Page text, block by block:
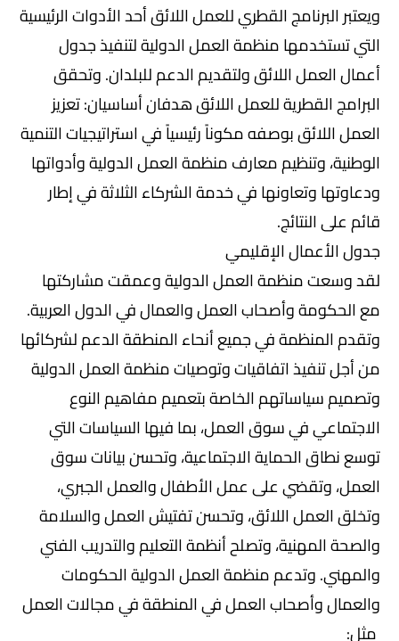
ويعتبر البرنامج القطري للعمل اللائق أحد الأدوات الرئيسية
التي تستخدمها منظمة العمل الدولية لتنفيذ جدول
أعمال العمل اللائق ولتقديم الدعم للبلدان. وتحقق
البرامج القطرية للعمل اللائق هدفان أساسيان: تعزيز
العمل اللائق بوصفه مكوناً رئيسياً في استراتيجيات التنمية
الوطنية، وتنظيم معارف منظمة العمل الدولية وأدواتها
ودعاوتها وتعاونها في خدمة الشركاء الثلاثة في إطار
قائم على النتائج.
جدول الأعمال الإقليمي
لقد وسعت منظمة العمل الدولية وعمقت مشاركتها
مع الحكومة وأصحاب العمل والعمال في الدول العربية.
وتقدم المنظمة في جميع أنحاء المنطقة الدعم لشركائها
من أجل تنفيذ اتفاقيات وتوصيات منظمة العمل الدولية
وتصميم سياساتهم الخاصة بتعميم مفاهيم النوع
الاجتماعي في سوق العمل، بما فيها السياسات التي
توسع نطاق الحماية الاجتماعية، وتحسن بيانات سوق
العمل، وتقضي على عمل الأطفال والعمل الجبري،
وتخلق العمل اللائق، وتحسن تفتيش العمل والسلامة
والصحة المهنية، وتصلح أنظمة التعليم والتدريب الفني
والمهني. وتدعم منظمة العمل الدولية الحكومات
والعمال وأصحاب العمل في المنطقة في مجالات العمل
مثل: